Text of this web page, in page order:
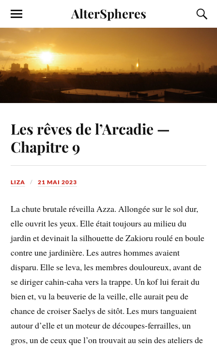
AlterSpheres
Les rêves de l’Arcadie —
Chapitre 9
LIZA 21 MAI 2023
La chute brutale réveilla Azza. Allongée sur le sol dur,
elle ouvrit les yeux. Elle était toujours au milieu du
jardin et devinait la silhouette de Zakioru roulé en boule
contre une jardinière. Les autres hommes avaient
disparu. Elle se leva, les membres douloureux, avant de
se diriger cahin-caha vers la trappe. Un kof lui ferait du
bien et, vu la beuverie de la veille, elle aurait peu de
chance de croiser Saelys de sitôt. Les murs tanguaient
autour d’elle et un moteur de découpes-ferrailles, un
gros, un de ceux que l’on trouvait au sein des ateliers de